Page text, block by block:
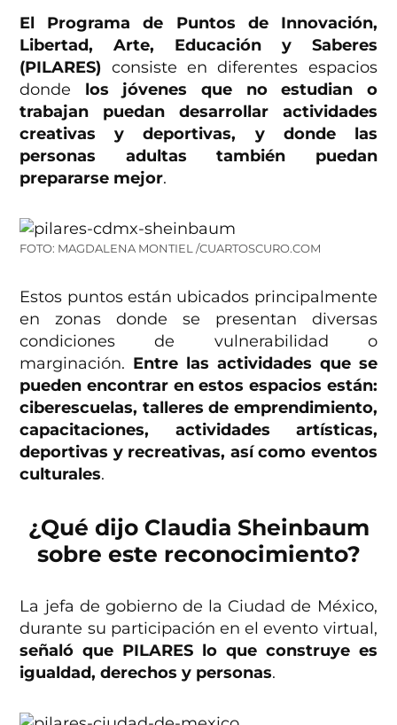
El Programa de Puntos de Innovación,
Libertad, Arte, Educación y Saberes
(PILARES) consiste en diferentes espacios
donde los jóvenes que no estudian o
trabajan puedan desarrollar actividades
creativas y deportivas, y donde las
personas adultas también puedan
prepararse mejor.
FOTO: MAGDALENA MONTIEL /CUARTOSCURO.COM
Estos puntos están ubicados principalmente
en zonas donde se presentan diversas
condiciones de vulnerabilidad o
marginación. Entre las actividades que se
pueden encontrar en estos espacios están:
ciberescuelas, talleres de emprendimiento,
capacitaciones, actividades artísticas,
deportivas y recreativas, así como eventos
culturales.
¿Qué dijo Claudia Sheinbaum
sobre este reconocimiento?
La jefa de gobierno de la Ciudad de México,
durante su participación en el evento virtual,
señaló que PILARES lo que construye es
igualdad, derechos y personas.